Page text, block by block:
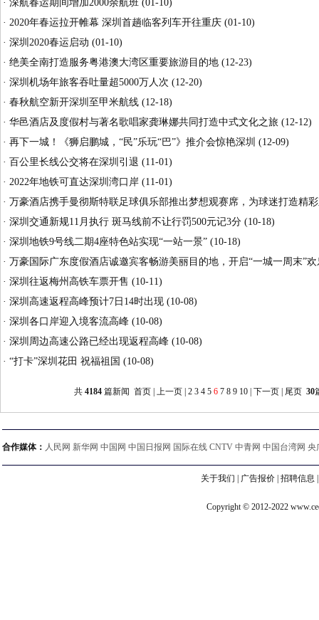
· 深航春运期间增加2000余航班 (01-10)
· 2020年春运拉开帷幕 深圳首趟临客列车开往重庆 (01-10)
· 深圳2020春运启动 (01-10)
· 绝美全南打造服务粤港澳大湾区重要旅游目的地 (12-23)
· 深圳机场年旅客吞吐量超5000万人次 (12-20)
· 春秋航空新开深圳至甲米航线 (12-18)
· 华邑酒店及度假村与著名歌唱家龚琳娜共同打造中式文化之旅 (12-12)
· 再下一城！《狮启鹏城，“民”乐玩“巴”》推介会惊艳深圳 (12-09)
· 百公里长线公交将在深圳引退 (11-01)
· 2022年地铁可直达深圳湾口岸 (11-01)
· 万豪酒店携手曼彻斯特联足球俱乐部推出梦想观赛席，为球迷打造精
· 深圳交通新规11月执行 斑马线前不让行罚500元记3分 (10-18)
· 深圳地铁9号线二期4座特色站实现“一站一景” (10-18)
· 万豪国际广东度假酒店诚邀宾客畅游美丽目的地，开启“一城一周末”
· 深圳往返梅州高铁车票开售 (10-11)
· 深圳高速返程高峰预计7日14时出现 (10-08)
· 深圳各口岸迎入境客流高峰 (10-08)
· 深圳周边高速公路已经出现返程高峰 (10-08)
· “打卡”深圳花田 祝福祖国 (10-08)
共 4184 篇新闻 首页 上一页 2 3 4 5 6 7 8 9 10 下一页 尾页 30
合作媒体： 人民网 新华网 中国网 中国日报网 国际在线 CNTV 中青网 中国台湾网
关于我们 广告报价 招聘信息
Copyright © 2012-2022